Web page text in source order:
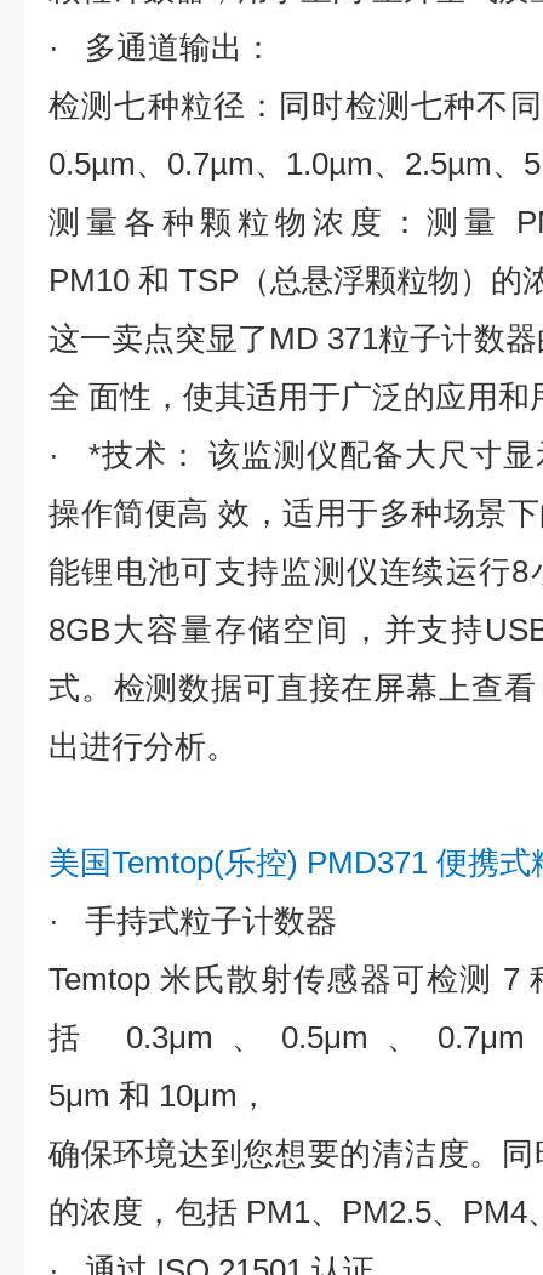
· 多通道输出：
检测七种粒径：同时检测七种不
0.5µm、0.7µm、1.0µm、2.5µm、
测量各种颗粒物浓度：测量
PM10 和 TSP（总悬浮颗粒物）的
这一卖点突显了MD 371粒子计数
全 面性，使其适用于广泛的应用和
· *技术： 该监测仪配备大尺寸
操作简便高 效，适用于多种场景
能锂电池可支持监测仪连续运行8
8GB大容量存储空间，并支持
式。检测数据可直接在屏幕上查
出进行分析。
美国Temtop(乐控) PMD371 便携
· 手持式粒子计数器
Temtop 米氏散射传感器可检测 7
括 0.3μm、0.5μm、
5μm 和 10μm，
确保环境达到您想要的清洁度。
的浓度，包括 PM1、PM2.5、PM4